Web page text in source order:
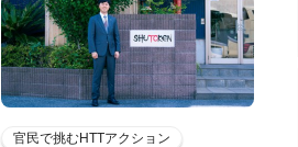
官民で挑むHTTアクション